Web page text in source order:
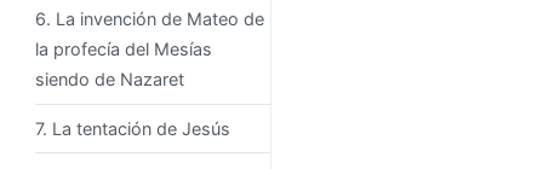
6. La invención de Mateo de
la profecía del Mesías
siendo de Nazaret
7. La tentación de Jesús